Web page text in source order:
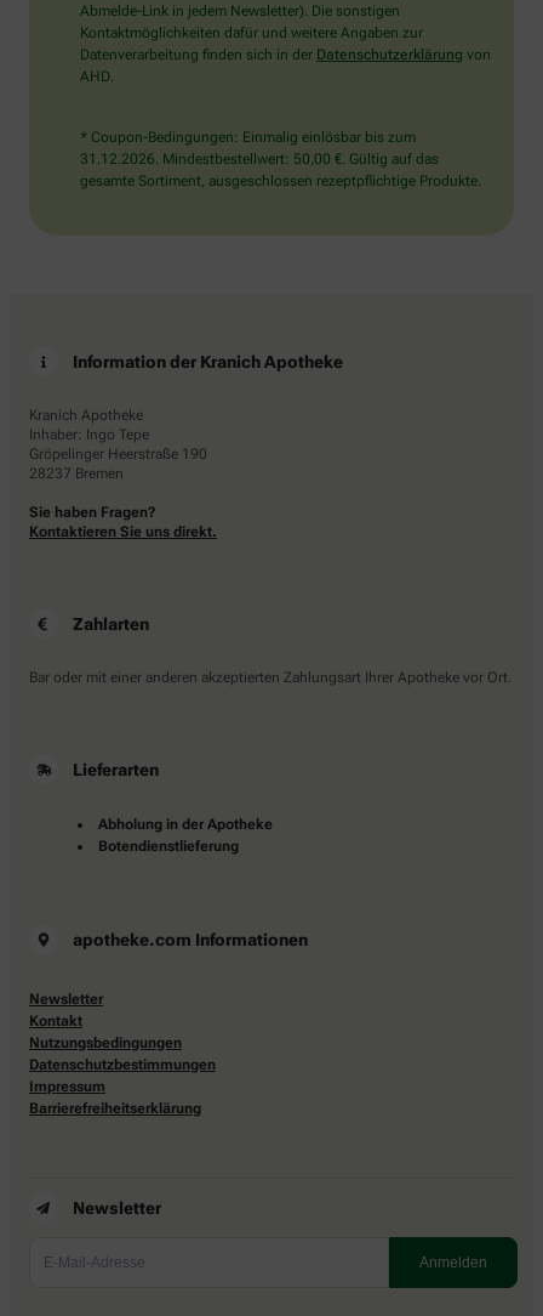
Abmelde-Link in jedem Newsletter). Die sonstigen
Kontaktmöglichkeiten dafür und weitere Angaben zur
Datenverarbeitung finden sich in der Datenschutzerklärung von
AHD.
* Coupon-Bedingungen: Einmalig einlösbar bis zum
31.12.2026. Mindestbestellwert: 50,00 €. Gültig auf das
gesamte Sortiment, ausgeschlossen rezeptpflichtige Produkte.
Information der Kranich Apotheke
Kranich Apotheke
Inhaber: Ingo Tepe
Gröpelinger Heerstraße 190
28237 Bremen
Sie haben Fragen?
Kontaktieren Sie uns direkt.
Zahlarten
Bar oder mit einer anderen akzeptierten Zahlungsart Ihrer Apotheke vor Ort.
Lieferarten
Abholung in der Apotheke
Botendienstlieferung
apotheke.com Informationen
Newsletter
Kontakt
Nutzungsbedingungen
Datenschutzbestimmungen
Impressum
Barrierefreiheitserklärung
Newsletter